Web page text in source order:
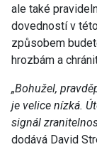
ale také
dovedností v
způsobem
hrozbám a
„Bohužel,
je velice nízká.
signál
dodává David